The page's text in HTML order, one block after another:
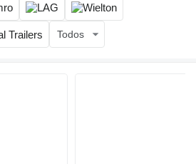
Todos